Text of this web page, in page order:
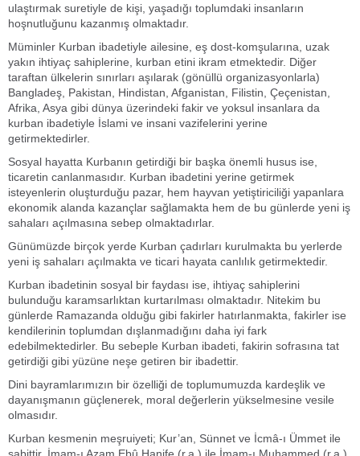
ulaştırmak suretiyle de kişi, yaşadığı toplumdaki insanların
hoşnutluğunu kazanmış olmaktadır.
Müminler Kurban ibadetiyle ailesine, eş dost-komşularına, uzak
yakın ihtiyaç sahiplerine, kurban etini ikram etmektedir. Diğer
taraftan ülkelerin sınırları aşılarak (gönüllü organizasyonlarla)
Bangladeş, Pakistan, Hindistan, Afganistan, Filistin, Çeçenistan,
Afrika, Asya gibi dünya üzerindeki fakir ve yoksul insanlara da
kurban ibadetiyle İslami ve insani vazifelerini yerine
getirmektedirler.
Sosyal hayatta Kurbanın getirdiği bir başka önemli husus ise,
ticaretin canlanmasıdır. Kurban ibadetini yerine getirmek
isteyenlerin oluşturduğu pazar, hem hayvan yetiştiriciliği yapanlara
ekonomik alanda kazançlar sağlamakta hem de bu günlerde yeni iş
sahaları açılmasına sebep olmaktadırlar.
Günümüzde birçok yerde Kurban çadırları kurulmakta bu yerlerde
yeni iş sahaları açılmakta ve ticari hayata canlılık getirmektedir.
Kurban ibadetinin sosyal bir faydası ise, ihtiyaç sahiplerini
bulunduğu karamsarlıktan kurtarılması olmaktadır. Nitekim bu
günlerde Ramazanda olduğu gibi fakirler hatırlanmakta, fakirler ise
kendilerinin toplumdan dışlanmadığını daha iyi fark
edebilmektedirler. Bu sebeple Kurban ibadeti, fakirin sofrasına tat
getirdiği gibi yüzüne neşe getiren bir ibadettir.
Dini bayramlarımızın bir özelliği de toplumumuzda kardeşlik ve
dayanışmanın güçlenerek, moral değerlerin yükselmesine vesile
olmasıdır.
Kurban kesmenin meşruiyeti; Kur’an, Sünnet ve İcmâ-ı Ümmet ile